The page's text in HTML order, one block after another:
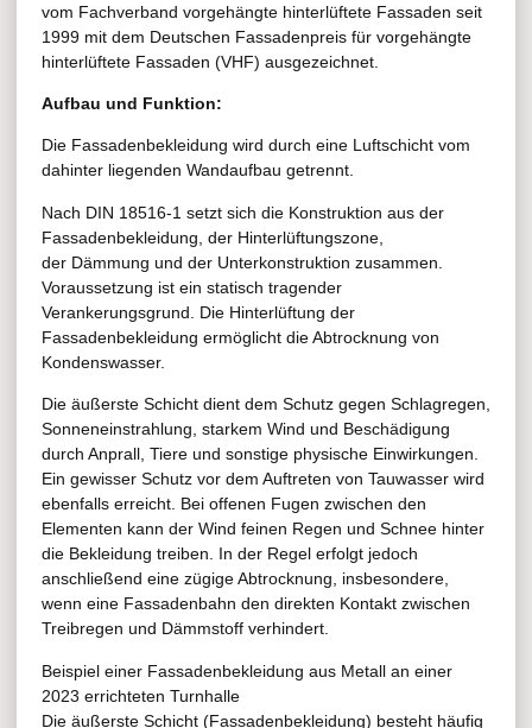
vom Fachverband vorgehängte hinterlüftete Fassaden seit
1999 mit dem Deutschen Fassadenpreis für vorgehängte
hinterlüftete Fassaden (VHF) ausgezeichnet.
Aufbau und Funktion:
Die Fassadenbekleidung wird durch eine Luftschicht vom
dahinter liegenden Wandaufbau getrennt.
Nach DIN 18516-1 setzt sich die Konstruktion aus der
Fassadenbekleidung, der Hinterlüftungszone,
der Dämmung und der Unterkonstruktion zusammen.
Voraussetzung ist ein statisch tragender
Verankerungsgrund. Die Hinterlüftung der
Fassadenbekleidung ermöglicht die Abtrocknung von
Kondenswasser.
Die äußerste Schicht dient dem Schutz gegen Schlagregen,
Sonneneinstrahlung, starkem Wind und Beschädigung
durch Anprall, Tiere und sonstige physische Einwirkungen.
Ein gewisser Schutz vor dem Auftreten von Tauwasser wird
ebenfalls erreicht. Bei offenen Fugen zwischen den
Elementen kann der Wind feinen Regen und Schnee hinter
die Bekleidung treiben. In der Regel erfolgt jedoch
anschließend eine zügige Abtrocknung, insbesondere,
wenn eine Fassadenbahn den direkten Kontakt zwischen
Treibregen und Dämmstoff verhindert.
Beispiel einer Fassadenbekleidung aus Metall an einer
2023 errichteten Turnhalle
Die äußerste Schicht (Fassadenbekleidung) besteht häufig